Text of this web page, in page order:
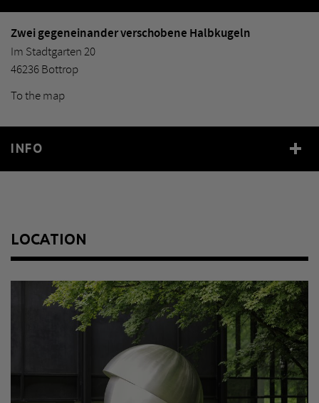
Zwei gegeneinander verschobene Halbkugeln
Im Stadtgarten 20
46236 Bottrop
To the map
INFO
LOCATION